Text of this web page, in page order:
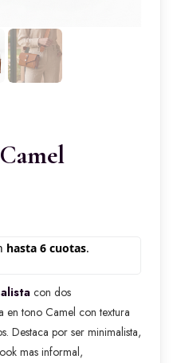
con dos
en tono Camel con textura
Destaca por ser minimalista,
mas informal,